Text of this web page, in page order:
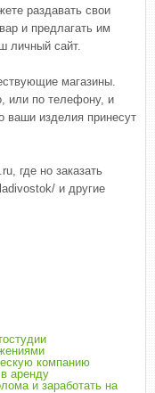
раздавать свои
и предлагать им
личный сайт.
магазины.
или по телефону, и
ваши изделия принесут
где но заказать
и другие
компанию
аренду
и заработать на